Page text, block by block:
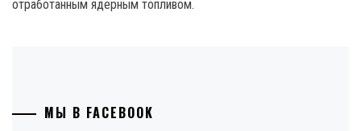
отработанным ядерным топливом.
МЫ В FACEBOOK